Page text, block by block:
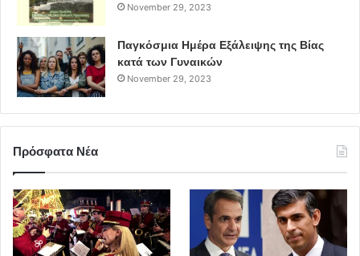
November 29, 2023
Παγκόσμια Ημέρα Εξάλειψης της Βίας
κατά των Γυναικών
November 29, 2023
Πρόσφατα Νέα